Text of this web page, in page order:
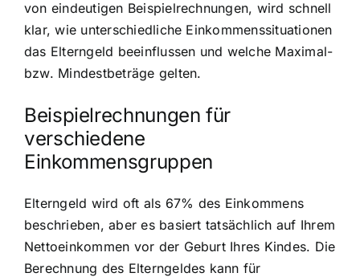
von eindeutigen Beispielrechnungen, wird schnell
klar, wie unterschiedliche Einkommenssituationen
das Elterngeld beeinflussen und welche Maximal-
bzw. Mindestbeträge gelten.
Beispielrechnungen für
verschiedene
Einkommensgruppen
Elterngeld wird oft als 67% des Einkommens
beschrieben, aber es basiert tatsächlich auf Ihrem
Nettoeinkommen vor der Geburt Ihres Kindes. Die
Berechnung des Elterngeldes kann für